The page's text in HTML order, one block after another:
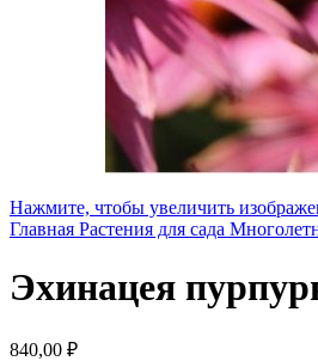
Нажмите, чтобы увеличить
Главная Растения для сада
Эхинацея
840,00 ₽